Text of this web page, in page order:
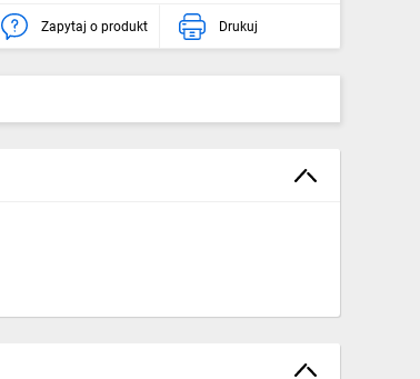
Zapytaj o produkt Drukuj